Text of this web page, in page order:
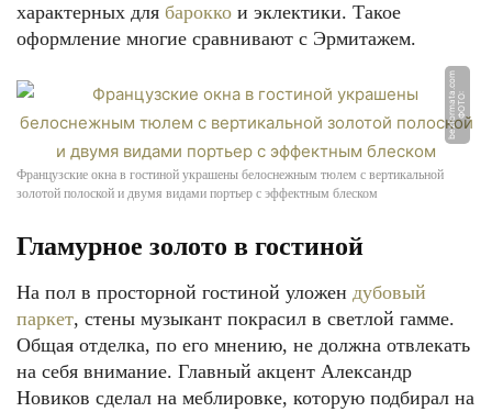
характерных для барокко и эклектики. Такое
оформление многие сравнивают с Эрмитажем.
Ф
О
Т
О:
b
e
z
f
o
r
m
a
t
a.
c
o
m
Французские окна в гостиной украшены белоснежным тюлем с вертикальной
золотой полоской и двумя видами портьер с эффектным блеском
Гламурное золото в гостиной
На пол в просторной гостиной уложен дубовый
паркет, стены музыкант покрасил в светлой гамме.
Общая отделка, по его мнению, не должна отвлекать
на себя внимание. Главный акцент Александр
Новиков сделал на меблировке, которую подбирал на